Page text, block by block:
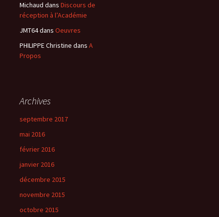
Michaud dans Discours de
réception à l’Académie
JMT64dans Oeuvres
PHILIPPE Christine dans A
Propos
Archives
septembre 2017
mai 2016
février 2016
janvier 2016
décembre 2015
novembre 2015
octobre 2015